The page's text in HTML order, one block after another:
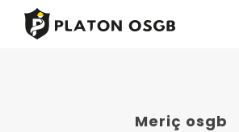
Meriç osgb